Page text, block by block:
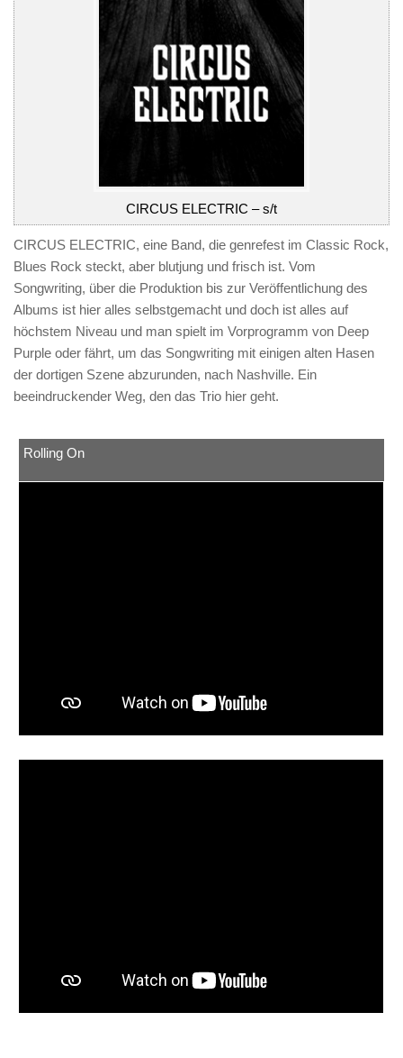
CIRCUS ELECTRIC – s/t
CIRCUS ELECTRIC, eine Band, die genrefest im Classic Rock,
Blues Rock steckt, aber blutjung und frisch ist. Vom
Songwriting, über die Produktion bis zur Veröffentlichung des
Albums ist hier alles selbstgemacht und doch ist alles auf
höchstem Niveau und man spielt im Vorprogramm von Deep
Purple oder fährt, um das Songwriting mit einigen alten Hasen
der dortigen Szene abzurunden, nach Nashville. Ein
beeindruckender Weg, den das Trio hier geht.
Rolling On